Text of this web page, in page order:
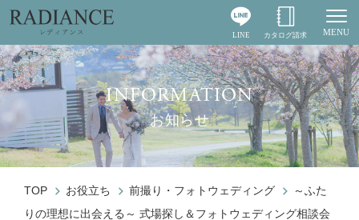
MENU
LINE カタログ請求
INFORMATION
お知らせ
TOP お役立ち 前撮り・フォトウェディング
～ふた
りの理想に出会える～ 式場探し＆フォトウェディング相談会